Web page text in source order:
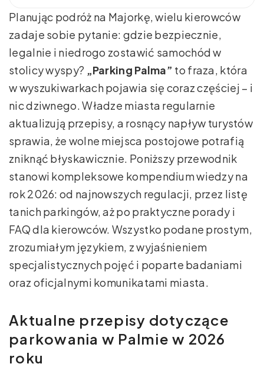
Planując podróż na Majorkę, wielu kierowców
zadaje sobie pytanie: gdzie bezpiecznie,
legalnie i niedrogo zostawić samochód w
stolicy wyspy? „Parking Palma” to fraza, która
w wyszukiwarkach pojawia się coraz częściej – i
nic dziwnego. Władze miasta regularnie
aktualizują przepisy, a rosnący napływ turystów
sprawia, że wolne miejsca postojowe potrafią
zniknąć błyskawicznie. Poniższy przewodnik
stanowi kompleksowe kompendium wiedzy na
rok 2026: od najnowszych regulacji, przez listę
tanich parkingów, aż po praktyczne porady i
FAQ dla kierowców. Wszystko podane prostym,
zrozumiałym językiem, z wyjaśnieniem
specjalistycznych pojęć i poparte badaniami
oraz oficjalnymi komunikatami miasta.
Aktualne przepisy dotyczące
parkowania w Palmie w 2026
roku